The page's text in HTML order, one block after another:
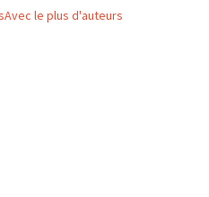
Avec le plus d'auteurs